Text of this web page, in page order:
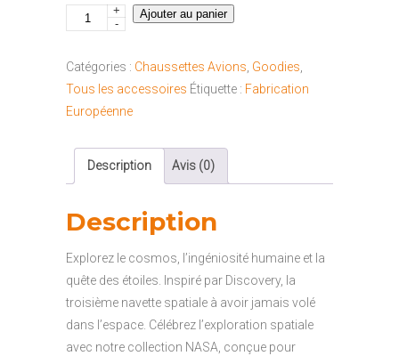
quantité
Chaussette
NASA
"41-
+
-
Ajouter au panier
Catégories : Chaussettes Avions, Goodies,
Tous les accessoires Étiquette : Fabrication
Européenne
Description Avis (0)
Description
Explorez le cosmos, l’ingéniosité humaine et la
quête des étoiles. Inspiré par Discovery, la
troisième navette spatiale à avoir jamais volé
dans l’espace. Célébrez l’exploration spatiale
avec notre collection NASA, conçue pour